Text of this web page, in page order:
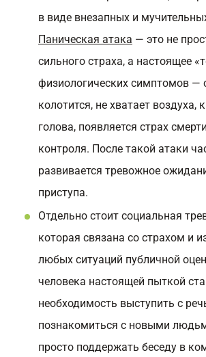
в виде внезапных и
Паническая атака — это не
сильного страха, а настоящее
физиологических симптомов —
колотится, не хватает воздуха,
голова, появляется страх
контроля. После такой атаки
развивается тревожное
приступа.
Отдельно стоит социальная
которая связана со страхом и
любых ситуаций публичной
человека настоящей пыткой
необходимость выступить с
познакомиться с новыми
просто поддержать беседу в